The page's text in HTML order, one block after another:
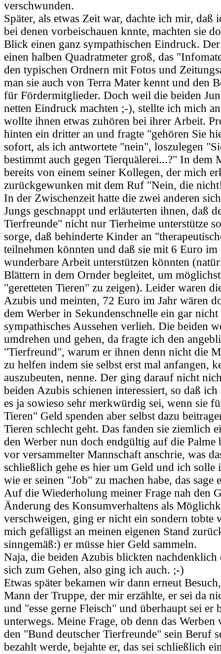
verschwunden.
Später, als etwas Zeit war, dachte ich mir, daß
bei denen vorbeischauen knnte, machten sie
Blick einen ganz sympathischen Eindruck.
einen halben Quadratmeter groß, das
den typischen Ordnern mit Fotos und
man sie auch von Terra Mater kennt und den
für Fördermitglieder. Doch weil die beiden
netten Eindruck machten ;-), stellte ich mich
wollte ihnen etwas zuhören bei ihrer Arbeit.
hinten ein dritter an und fragte "gehören Sie
sofort, als ich antwortete "nein", loszulegen
bestimmt auch gegen Tierquälerei...?" In dem
bereits von einem seiner Kollegen, der mich
zurückgewunken mit dem Ruf "Nein, die
In der Zwischenzeit hatte die zwei anderen
Jungs geschnappt und erläuterten ihnen, daß
Tierfreunde" nicht nur Tierheime unterstütze
sorge, daß behinderte Kinder an
teilnehmen könnten und daß sie mit 6 Euro im
wunderbare Arbeit unterstützen könnten
Blättern in dem Ornder begleitet, um
"geretteten Tieren" zu zeigen). Leider waren
Azubis und meinten, 72 Euro im Jahr wären
dem Werber in Sekundenschnelle ein gar nicht
sympathisches Aussehen verlieh. Die beiden
umdrehen und gehen, da fragte ich den
"Tierfreund", warum er ihnen denn nicht die
zu helfen indem sie selbst erst mal anfangen,
auszubeuten, nenne. Der ging darauf nicht
beiden Azubis schienen interessiert, so daß
es ja sowieso sehr merkwürdig sei, wenn sie
Tieren" Geld spenden aber selbst dazu
Tieren schlecht geht. Das fanden sie ziemlich
den Werber nun doch endgültig auf die Palme
vor versammelter Mannschaft anschrie, was
schließlich gehe es hier um Geld und ich solle
wie er seinen "Job" zu machen habe, das sage
Auf die Wiederholung meiner Frage nah den
Änderung des Konsumverhaltens als
verschweigen, ging er nicht ein sondern tobte
mich gefälligst an meinen eigenen Stand
sinngemäß:) er müsse hier Geld sammeln.
Naja, die beiden Azubis blickten
sich zum Gehen, also ging ich auch. ;-)
Etwas später bekamen wir dann erneut
Mann der Truppe, der mir erzählte, er sei da
und "esse gerne Fleisch" und überhaupt sei er
unterwegs. Meine Frage, ob denn das
den "Bund deutscher Tierfreunde" sein Beruf
bezahlt werde, bejahte er, das sei schließlich